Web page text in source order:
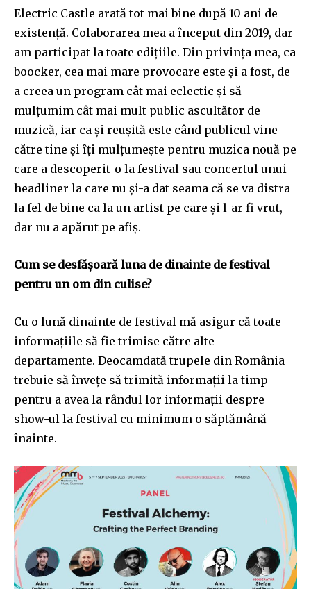
Electric Castle arată tot mai bine după 10 ani de
existență. Colaborarea mea a început din 2019, dar
am participat la toate edițiile. Din privința mea, ca
boocker, cea mai mare provocare este și a fost, de
a creea un program cât mai eclectic și să
mulțumim cât mai mult public ascultător de
muzică, iar ca și reușită este când publicul vine
către tine și îți mulțumește pentru muzica nouă pe
care a descoperit-o la festival sau concertul unui
headliner la care nu și-a dat seama că se va distra
la fel de bine ca la un artist pe care și l-ar fi vrut,
dar nu a apărut pe afiș.
Cum se desfășoară luna de dinainte de festival
pentru un om din culise?
Cu o lună dinainte de festival mă asigur că toate
informațiile să fie trimise către alte
departamente. Deocamdată trupele din România
trebuie să învețe să trimită informații la timp
pentru a avea la rândul lor informații despre
show-ul la festival cu minimum o săptămână
înainte.